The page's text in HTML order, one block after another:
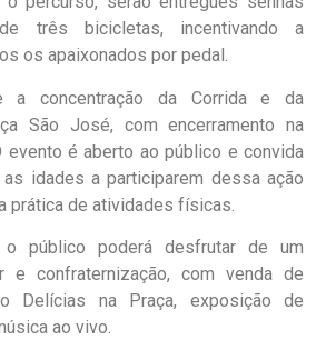
três bicicletas, incentivando a
os apaixonados por pedal.
a concentração da Corrida e da
São José, com encerramento na
evento é aberto ao público e convida
idades a participarem dessa ação
prática de atividades físicas.
o público poderá desfrutar de um
e confraternização, com venda de
Delícias na Praça, exposição de
ao vivo.